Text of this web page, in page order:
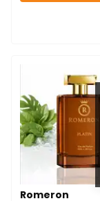
Romeron